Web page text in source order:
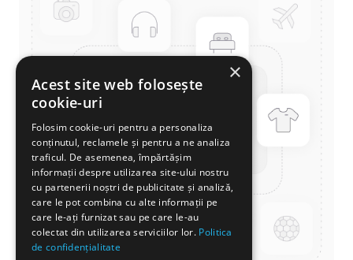
×
Acest site web folosește
cookie-uri
Folosim cookie-uri pentru a personaliza
conținutul, reclamele și pentru a ne analiza
traficul. De asemenea, împărtășim
informații despre utilizarea site-ului nostru
cu partenerii noștri de publicitate și analiză,
care le pot combina cu alte informații pe
care le-ați furnizat sau pe care le-au
colectat din utilizarea serviciilor lor. Politica
de confidențialitate